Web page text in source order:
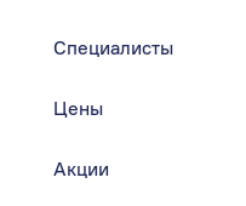
Специалисты
Цены
Акции